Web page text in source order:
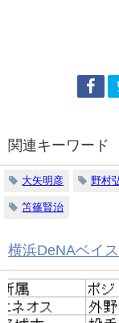
関連キーワード
大矢明彦 野村
笘篠賢治
横浜DeNAベイ